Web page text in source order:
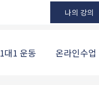
나의 강의
1대1 운동 온라인수업